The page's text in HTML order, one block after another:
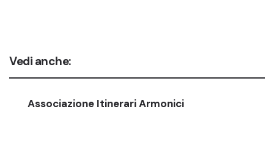
Vedi anche:
Associazione Itinerari Armonici